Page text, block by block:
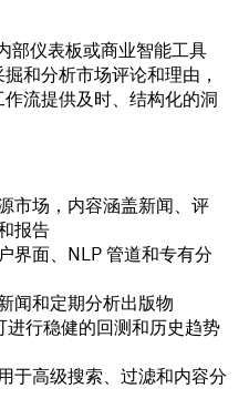
部仪表板或商业智能工具
和分析市场评论和理由，
流提供及时、结构化的洞
市场，内容涵盖新闻、评
报告
界面、NLP 管道和专有分
闻和定期分析出版物
进行稳健的回测和历史趋势
于高级搜索、过滤和内容分